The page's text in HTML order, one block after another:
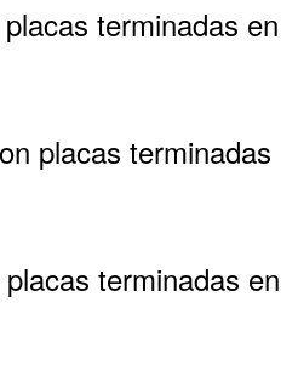
terminadas en
placas terminadas
terminadas en